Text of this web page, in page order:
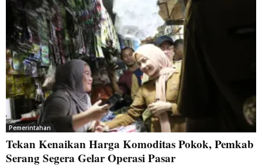
Pemerintahan
Tekan Kenaikan Harga Komoditas Pokok, Pemkab
Serang Segera Gelar Operasi Pasar